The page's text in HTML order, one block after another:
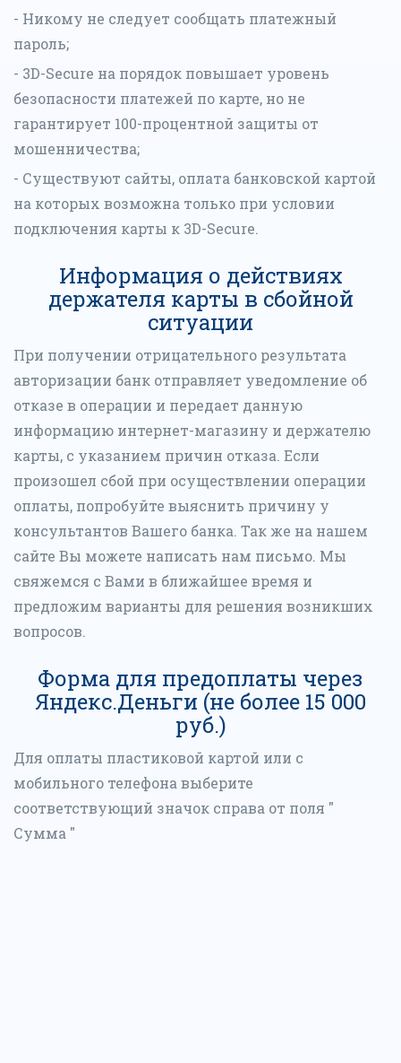
- Никому не следует сообщать платежный
пароль;
- 3D-Secure на порядок повышает уровень
безопасности платежей по карте, но не
гарантирует 100-процентной защиты от
мошенничества;
- Существуют сайты, оплата банковской картой
на которых возможна только при условии
подключения карты к 3D-Secure.
Информация о действиях
держателя карты в сбойной
ситуации
При получении отрицательного результата
авторизации банк отправляет уведомление об
отказе в операции и передает данную
информацию интернет-магазину и держателю
карты, с указанием причин отказа. Если
произошел сбой при осуществлении операции
оплаты, попробуйте выяснить причину у
консультантов Вашего банка. Так же на нашем
сайте Вы можете написать нам письмо. Мы
свяжемся с Вами в ближайшее время и
предложим варианты для решения возникших
вопросов.
Форма для предоплаты через
Яндекс.Деньги (не более 15 000
руб.)
Для оплаты пластиковой картой или с
мобильного телефона выберите
соответствующий значок справа от поля "
Сумма "